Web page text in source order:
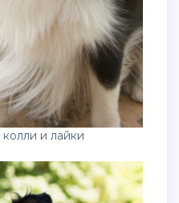
и лайки